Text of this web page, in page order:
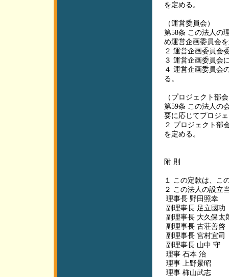
を定める。
（運営委員会）
第58条 この法人の
め運営企画委員会
２ 運営企画委員会
３ 運営企画委員会
４ 運営企画委員会
る。
（プロジェクト部
第59条 この法人の
要に応じてプロジ
２ プロジェクト部
を定める。
附 則
１ この定款は、こ
２ この法人の設立
理事長 野田照幸
副理事長 足立國功
副理事長 大久保太
副理事長 古荘善啓
副理事長 宮村宜司
副理事長 山中 守
理事 石本 治
理事 上野景昭
理事 柿山武志